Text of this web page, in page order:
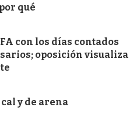
qué
con los días contados
oposición visualiza
cal y de arena